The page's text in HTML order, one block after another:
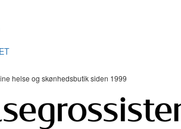
helse og skønhedsbutik siden 1999